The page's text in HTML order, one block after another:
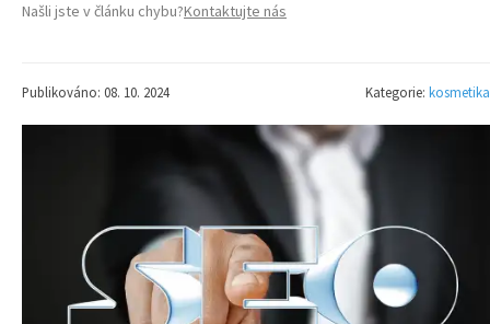
Našli jste v článku chybu?Kontaktujte nás
Publikováno: 08. 10. 2024 Kategorie: kosmetika